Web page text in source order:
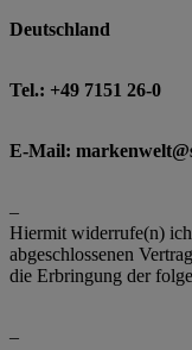
Deutschland
Tel.: +49 7151 26-0
E-Mail:
–
Hiermit widerrufe(n)
abgeschlossenen
die Erbringung der
–